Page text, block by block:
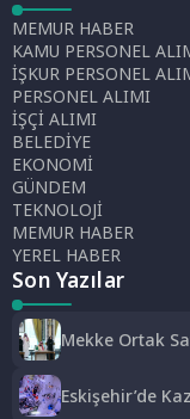
MEMUR HABER
KAMU PERSONEL
İŞKUR PERSONEL
PERSONEL ALIMI
İŞÇİ ALIMI
BELEDİYE
EKONOMİ
GÜNDEM
TEKNOLOJİ
MEMUR HABER
YEREL HABER
Son Yazılar
Mekke Ortak
Eskişehir’de